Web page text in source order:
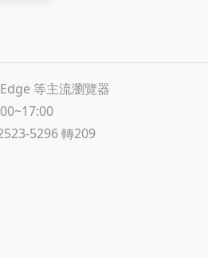
等主流瀏覽器
5296 轉209